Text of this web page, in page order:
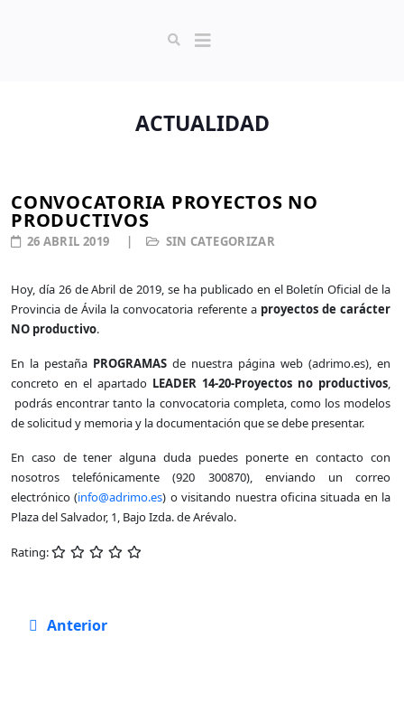
ACTUALIDAD
CONVOCATORIA PROYECTOS NO
PRODUCTIVOS
SIN CATEGORIZAR
26 ABRIL 2019
Hoy, día 26 de Abril de 2019, se ha publicado en el Boletín Oficial de la
Provincia de Ávila la convocatoria referente a proyectos de carácter
NO productivo.
En la pestaña PROGRAMAS de nuestra página web (adrimo.es), en
concreto en el apartado LEADER 14-20-Proyectos no productivos,
podrás encontrar tanto la convocatoria completa, como los modelos
de solicitud y memoria y la documentación que se debe presentar.
En caso de tener alguna duda puedes ponerte en contacto con
nosotros telefónicamente (920 300870), enviando un correo
electrónico (info@adrimo.es) o visitando nuestra oficina situada en la
Plaza del Salvador, 1, Bajo Izda. de Arévalo.
Rating:
Artículo anterior: COLECCIÓN DE BOLETINES
Anterior